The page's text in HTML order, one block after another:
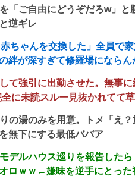
「ご自由にどうぞだろw」
逆ギレ
ちゃんを交換した」全員で
絆が深すぎて修羅場にならん
て強引に出勤させた。無事
に未読スルー見抜かれてて草
の湯のみを用意。トメ「え
無下にする最低ババア
デルハウス巡りを報告した
ロｗｗ←嫌味を逆手にとった